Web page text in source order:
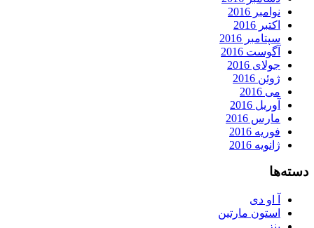
نوامبر 2016
اکتبر 2016
سپتامبر 2016
آگوست 2016
جولای 2016
ژوئن 2016
می 2016
آوریل 2016
مارس 2016
فوریه 2016
ژانویه 2016
دسته‌ها
آ او دی
استون مارتین